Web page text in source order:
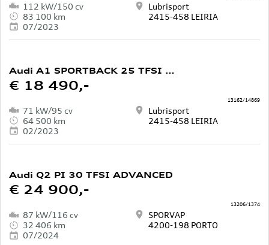
112 kW/150 cv
83 100 km
07/2023
Lubrisport
2415-458 LEIRIA
Audi A1 SPORTBACK 25 TFSI ADVANCED
€ 18 490,-
71 kW/95 cv
64 500 km
02/2023
Lubrisport
2415-458 LEIRIA
13162/14869
Audi Q2 PI 30 TFSI ADVANCED
€ 24 900,-
87 kW/116 cv
32 406 km
07/2024
SPORVAP
4200-198 PORTO
13206/1374